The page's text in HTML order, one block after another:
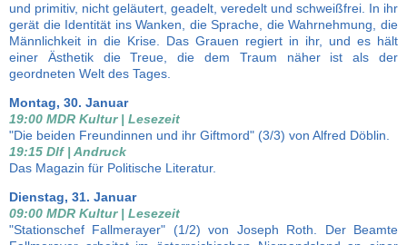
und primitiv, nicht geläutert, geadelt, veredelt und schweißfrei. In ihr
gerät die Identität ins Wanken, die Sprache, die Wahrnehmung, die
Männlichkeit in die Krise. Das Grauen regiert in ihr, und es hält
einer Ästhetik die Treue, die dem Traum näher ist als der
geordneten Welt des Tages.
Montag, 30. Januar
19:00 MDR Kultur | Lesezeit
"Die beiden Freundinnen und ihr Giftmord" (3/3) von Alfred Döblin.
19:15 Dlf | Andruck
Das Magazin für Politische Literatur.
Dienstag, 31. Januar
09:00 MDR Kultur | Lesezeit
"Stationschef Fallmerayer" (1/2) von Joseph Roth. Der Beamte